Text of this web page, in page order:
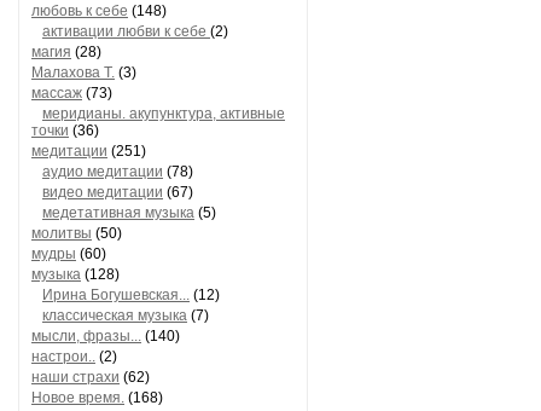
любовь к себе (148)
активации любви к себе (2)
магия (28)
Малахова Т. (3)
массаж (73)
меридианы. акупунктура, активные
точки (36)
медитации (251)
аудио медитации (78)
видео медитации (67)
медетативная музыка (5)
молитвы (50)
мудры (60)
музыка (128)
Ирина Богушевская... (12)
классическая музыка (7)
мысли, фразы... (140)
настрои.. (2)
наши страхи (62)
Новое время. (168)